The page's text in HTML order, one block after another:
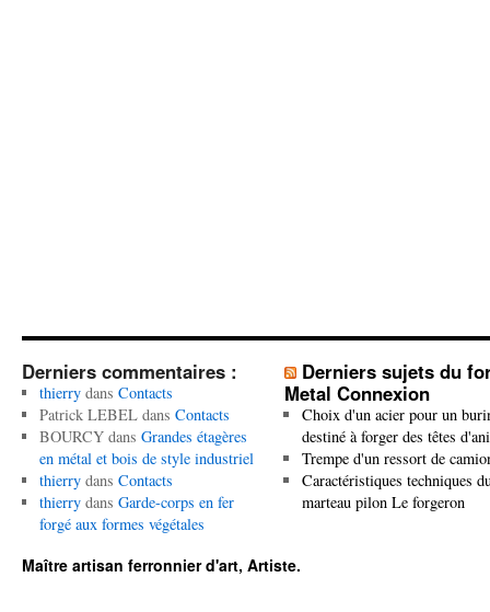
Derniers commentaires :
thierrydans Contacts
Patrick LEBELdans Contacts
BOURCYdans Grandes étagères
en métal et bois de style industriel
thierrydans Contacts
thierrydans Garde-corps en fer
forgé aux formes végétales
Derniers sujets du
Metal Connexion
Choix d'un acier pour un
destiné à forger des têtes
Trempe d'un ressort de
Caractéristiques techniques
marteau pilon Le forgeron
Maître artisan ferronnier d'art, Artiste.